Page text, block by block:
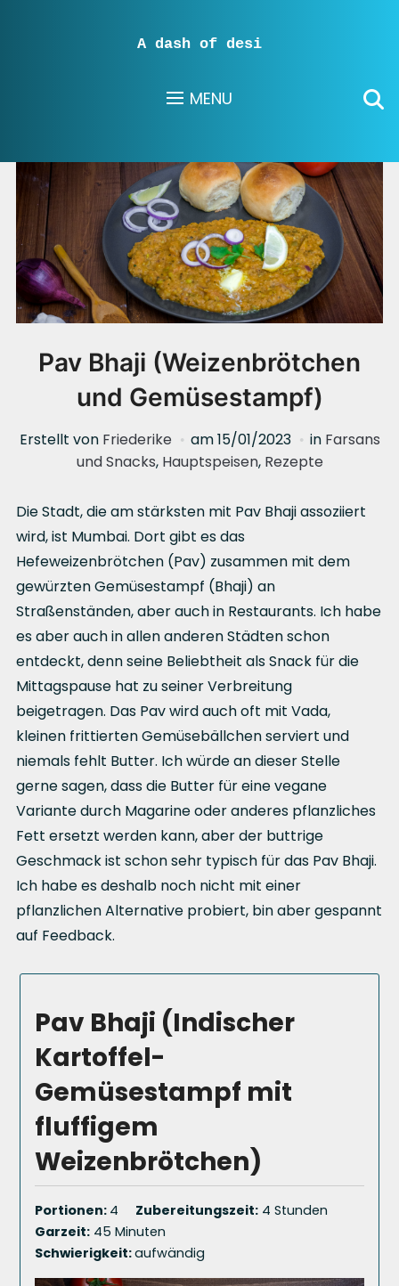
A dash of desi
MENU
Pav Bhaji (Weizenbrötchen
und Gemüsestampf)
Erstellt von Friederike am15/01/2023 in Farsans
und Snacks, Hauptspeisen, Rezepte
Die Stadt, die am stärksten mit Pav Bhaji assoziiert
wird, ist Mumbai. Dort gibt es das
Hefeweizenbrötchen (Pav) zusammen mit dem
gewürzten Gemüsestampf (Bhaji) an
Straßenständen, aber auch in Restaurants. Ich habe
es aber auch in allen anderen Städten schon
entdeckt, denn seine Beliebtheit als Snack für die
Mittagspause hat zu seiner Verbreitung
beigetragen. Das Pav wird auch oft mit Vada,
kleinen frittierten Gemüsebällchen serviert und
niemals fehlt Butter. Ich würde an dieser Stelle
gerne sagen, dass die Butter für eine vegane
Variante durch Magarine oder anderes pflanzliches
Fett ersetzt werden kann, aber der buttrige
Geschmack ist schon sehr typisch für das Pav Bhaji.
Ich habe es deshalb noch nicht mit einer
pflanzlichen Alternative probiert, bin aber gespannt
auf Feedback.
Pav Bhaji (Indischer
Kartoffel-
Gemüsestampf mit
fluffigem
Weizenbrötchen)
Portionen: 4 Zubereitungszeit: 4 Stunden
Garzeit: 45 Minuten
Schwierigkeit:aufwändig